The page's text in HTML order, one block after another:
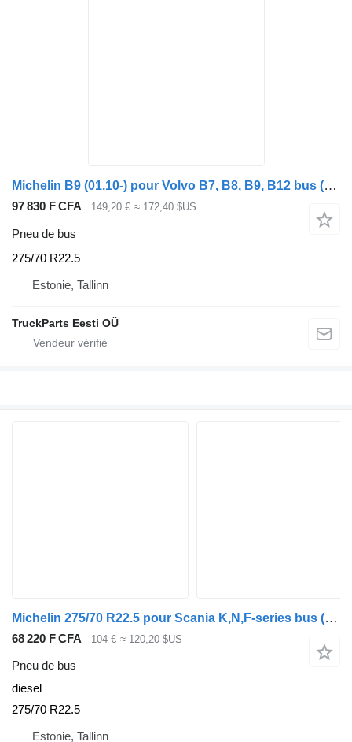
Michelin B9 (01.10-) pour Volvo B7, B8, B9, B12 bus (2005-)
97 830 F CFA 149,20 € ≈ 172,40 $US
Pneu de bus
275/70 R22.5
Estonie, Tallinn
TruckParts Eesti OÜ
Michelin 275/70 R22.5 pour Scania K,N,F-series bus (2006-)
68 220 F CFA 104 € ≈ 120,20 $US
Pneu de bus
diesel
275/70 R22.5
Estonie, Tallinn